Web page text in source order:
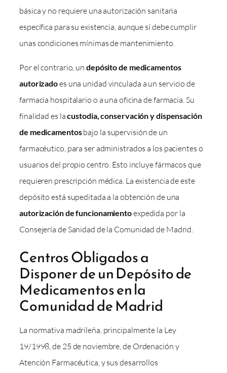
básica y no requiere una autorización sanitaria
específica para su existencia, aunque sí debe cumplir
unas condiciones mínimas de mantenimiento.
Por el contrario, un depósito de medicamentos
autorizadoes una unidad vinculada a un servicio de
farmacia hospitalario o a una oficina de farmacia. Su
finalidad es lacustodia, conservación y dispensación
de medicamentosbajo la supervisión de un
farmacéutico, para ser administrados a los pacientes o
usuarios del propio centro. Esto incluye fármacos que
requieren prescripción médica. La existencia de este
depósito está supeditada a la obtención de una
autorización de funcionamientoexpedida por la
Consejería de Sanidad de la Comunidad de Madrid.
Centros Obligados a
Disponer de un Depósito de
Medicamentos en la
Comunidad de Madrid
La normativa madrileña, principalmente la Ley
19/1998, de 25 de noviembre, de Ordenación y
Atención Farmacéutica, y sus desarrollos